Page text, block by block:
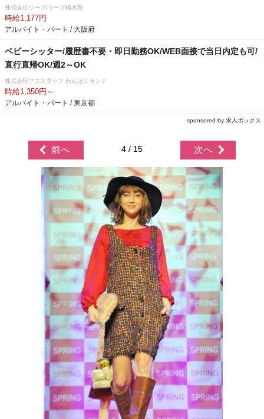
株式会社リープ/リープ楠木苑
時給1,177円
アルバイト・パート / 大阪府
ベビーシッター/履歴書不要・即日勤務OK/WEB面接で当日内定も可/
直行直帰OK/週2～OK
株式会社アズスタッフ わんぱくランド
時給1,350円～
アルバイト・パート / 東京都
sponsored by 求人ボックス
前へ 4 / 15 次へ